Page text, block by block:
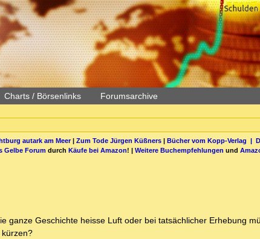
Charts / Börsenlinks Forumsarchive
autark am Meer| Zum Tode Jürgen Küßners| Bücher vom Kopp-Verlag |
Gelbe Forum durch Käufe bei Amazon! | Weitere Buchempfehlungen und
ganze Geschichte heisse Luft oder bei tatsächlicher Erhebung
kürzen?